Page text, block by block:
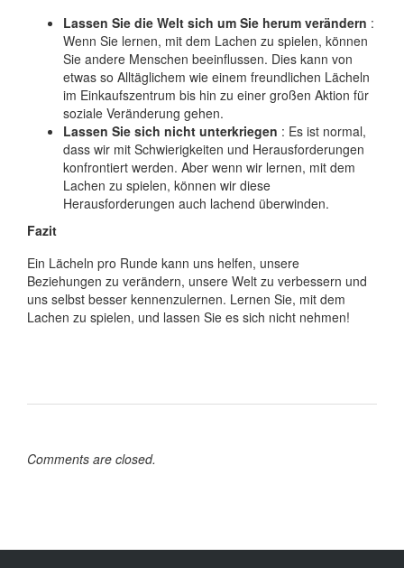
Lassen Sie die Welt sich um Sie herum verändern :
Wenn Sie lernen, mit dem Lachen zu spielen, können
Sie andere Menschen beeinflussen. Dies kann von
etwas so Alltäglichem wie einem freundlichen Lächeln
im Einkaufszentrum bis hin zu einer großen Aktion für
soziale Veränderung gehen.
Lassen Sie sich nicht unterkriegen : Es ist normal,
dass wir mit Schwierigkeiten und Herausforderungen
konfrontiert werden. Aber wenn wir lernen, mit dem
Lachen zu spielen, können wir diese
Herausforderungen auch lachend überwinden.
Fazit
Ein Lächeln pro Runde kann uns helfen, unsere
Beziehungen zu verändern, unsere Welt zu verbessern und
uns selbst besser kennenzulernen. Lernen Sie, mit dem
Lachen zu spielen, und lassen Sie es sich nicht nehmen!
Comments are closed.